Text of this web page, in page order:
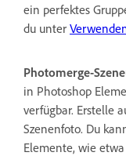
ein perfektes
du unter
Photomerge-
in Photoshop
verfügbar. Erstelle
Szenenfoto. Du
Elemente, wie